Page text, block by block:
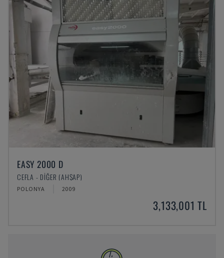
EASY 2000 D
CEFLA - DIĞER (AHŞAP)
POLONYA 2009
3,133,001 TL